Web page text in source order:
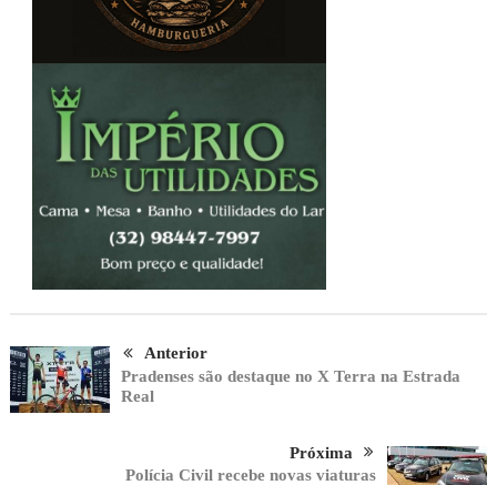
Anterior
Pradenses são destaque no X Terra na Estrada
Real
Próxima
Polícia Civil recebe novas viaturas